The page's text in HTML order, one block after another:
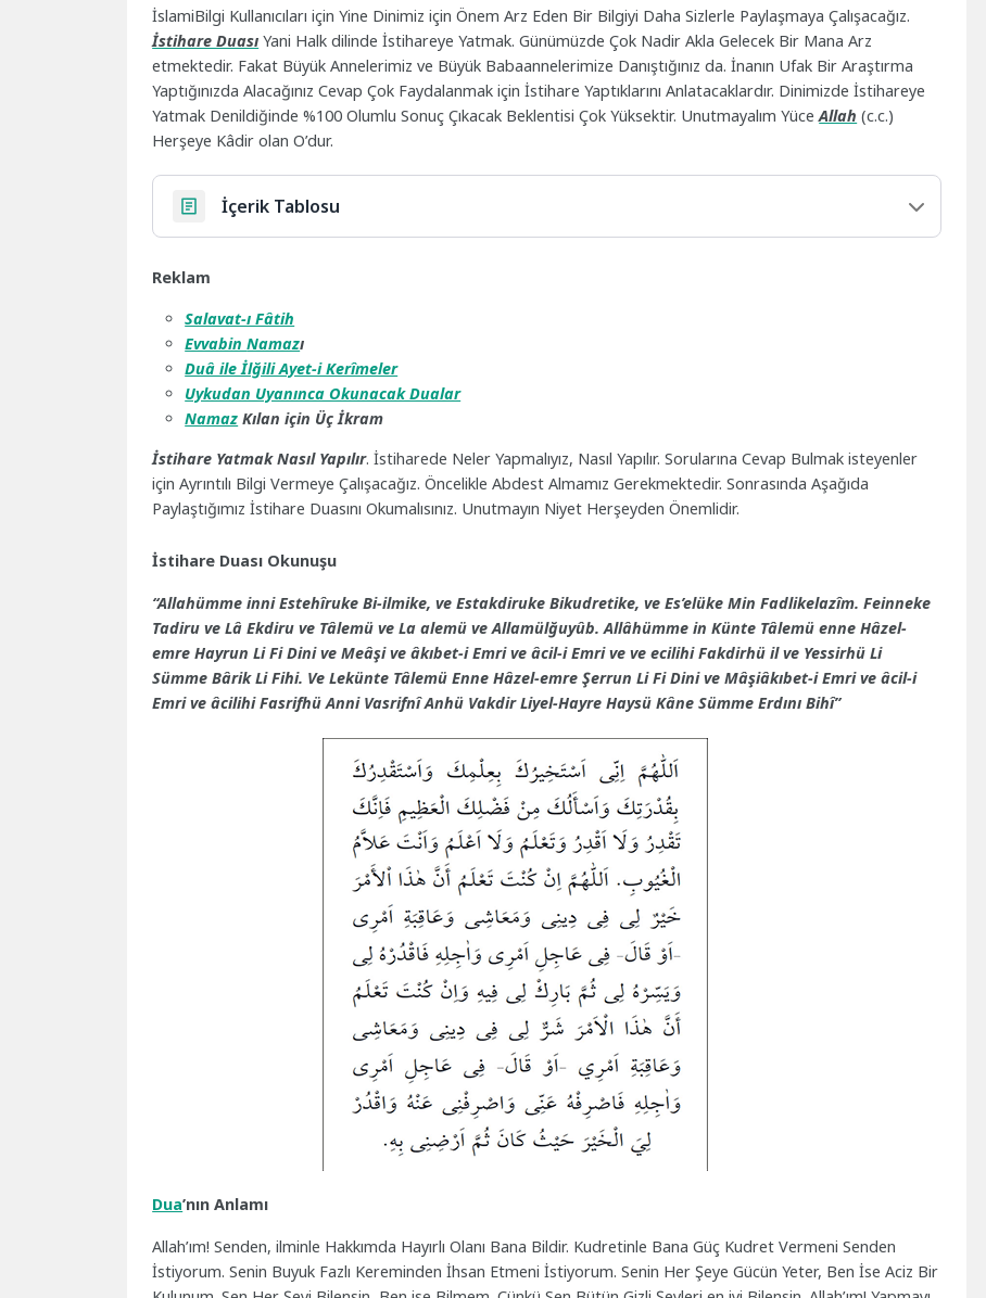
İslamiBilgi Kullanıcıları için Yine Dinimiz için Önem Arz Eden Bir Bilgiyi Daha Sizlerle Paylaşmaya Çalışacağız.
İstihare Duası Yani Halk dilinde İstihareye Yatmak. Günümüzde Çok Nadir Akla Gelecek Bir Mana Arz
etmektedir. Fakat Büyük Annelerimiz ve Büyük Babaannelerimize Danıştığınız da. İnanın Ufak Bir Araştırma
Yaptığınızda Alacağınız Cevap Çok Faydalanmak için İstihare Yaptıklarını Anlatacaklardır. Dinimizde İstihareye
Yatmak Denildiğinde %100 Olumlu Sonuç Çıkacak Beklentisi Çok Yüksektir. Unutmayalım YüceAllah (c.c.)
Herşeye Kâdir olan O’dur.
İçerik Tablosu
Reklam
Salavat-ı Fâtih
EvvabinNamazı
Duâ ile İlğili Ayet-i Kerîmeler
Uykudan Uyanınca Okunacak Dualar
Namaz Kılan için Üç İkram
İstihare Yatmak Nasıl Yapılır. İstiharede Neler Yapmalıyız, Nasıl Yapılır. Sorularına Cevap Bulmak isteyenler
için Ayrıntılı Bilgi Vermeye Çalışacağız. Öncelikle Abdest Almamız Gerekmektedir. Sonrasında Aşağıda
Paylaştığımız İstihare Duasını Okumalısınız. Unutmayın Niyet Herşeyden Önemlidir.
İstihare Duası Okunuşu
“Allahümme inni Estehîruke Bi-ilmike, ve Estakdiruke Bikudretike, ve Es’elüke Min Fadlikelazîm. Feinneke
Tadiru ve Lâ Ekdiru ve Tâlemü ve La alemü ve Allamülğuyûb. Allâhümme in Künte Tâlemü enne Hâzel-
emre Hayrun Li Fi Dini ve Meâşi ve âkıbet-i Emri ve âcil-i Emri ve ve ecilihi Fakdirhü il ve Yessirhü Li
Sümme Bârik Li Fihi. Ve Lekünte Tâlemü Enne Hâzel-emre Şerrun Li Fi Dini ve Mâşiâkıbet-i Emri ve âcil-i
Emri ve âcilihi Fasrifhü Anni Vasrifnî Anhü Vakdir Liyel-Hayre Haysü Kâne Sümme Erdını Bihî”
Dua’nın Anlamı
Allah’ım! Senden, ilminle Hakkımda Hayırlı Olanı Bana Bildir. Kudretinle Bana Güç Kudret Vermeni Senden
İstiyorum. Senin Buyuk Fazlı Kereminden İhsan Etmeni İstiyorum. Senin Her Şeye Gücün Yeter, Ben İse Aciz Bir